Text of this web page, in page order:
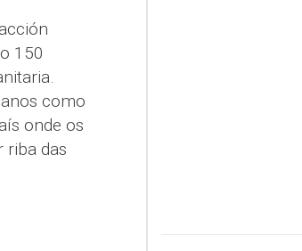
150
como
onde os
riba das